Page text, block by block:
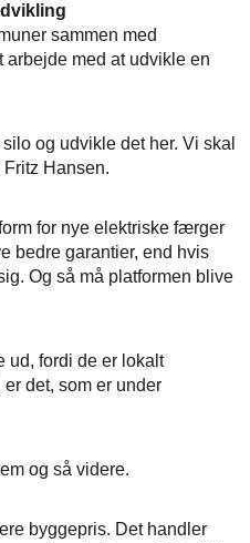
sammen med
med at udvikle en
og udvikle det her. Vi skal
Hansen.
for nye elektriske færger
bedre garantier, end hvis
Og så må platformen blive
ud, fordi de er lokalt
det, som er under
og så videre.
byggepris. Det handler